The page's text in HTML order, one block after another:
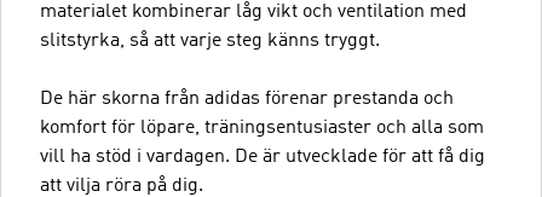
materialet kombinerar låg vikt och ventilation med
slitstyrka, så att varje steg känns tryggt.
De här skorna från adidas förenar prestanda och
komfort för löpare, träningsentusiaster och alla som
vill ha stöd i vardagen. De är utvecklade för att få dig
att vilja röra på dig.